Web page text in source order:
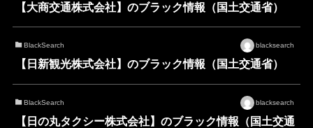
【大商交通株式会社】のブラック情報（国土交通省）
BlackSearch blacksearch
【日新観光株式会社】のブラック情報（国土交通省）
BlackSearch blacksearch
【日の丸タクシー株式会社】のブラック情報（国土交通